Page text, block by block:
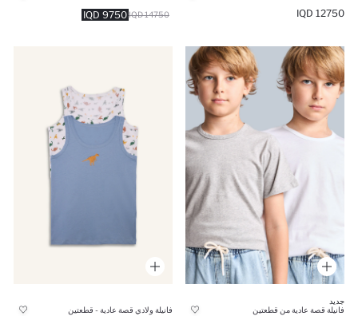
12750 IQD
9750 IQD 14750 IQD
جديد
فانيلة قصة عادية من قطعتين
فانيلة ولادي قصة عادية - قطعتين